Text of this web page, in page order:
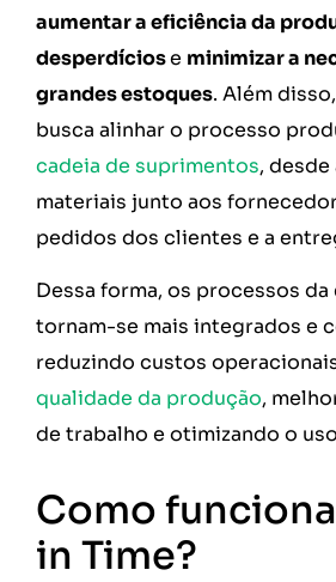
aumentar a eficiência da
desperdíciose minimizar a
grandes estoques. Além
busca alinhar o processo
cadeia de suprimentos,
materiais junto aos
pedidos dos clientes e a
Dessa forma, os processos da
tornam-se mais integrados e
reduzindo custos
qualidade da produção,
de trabalho e otimizando o
Como
in Time?